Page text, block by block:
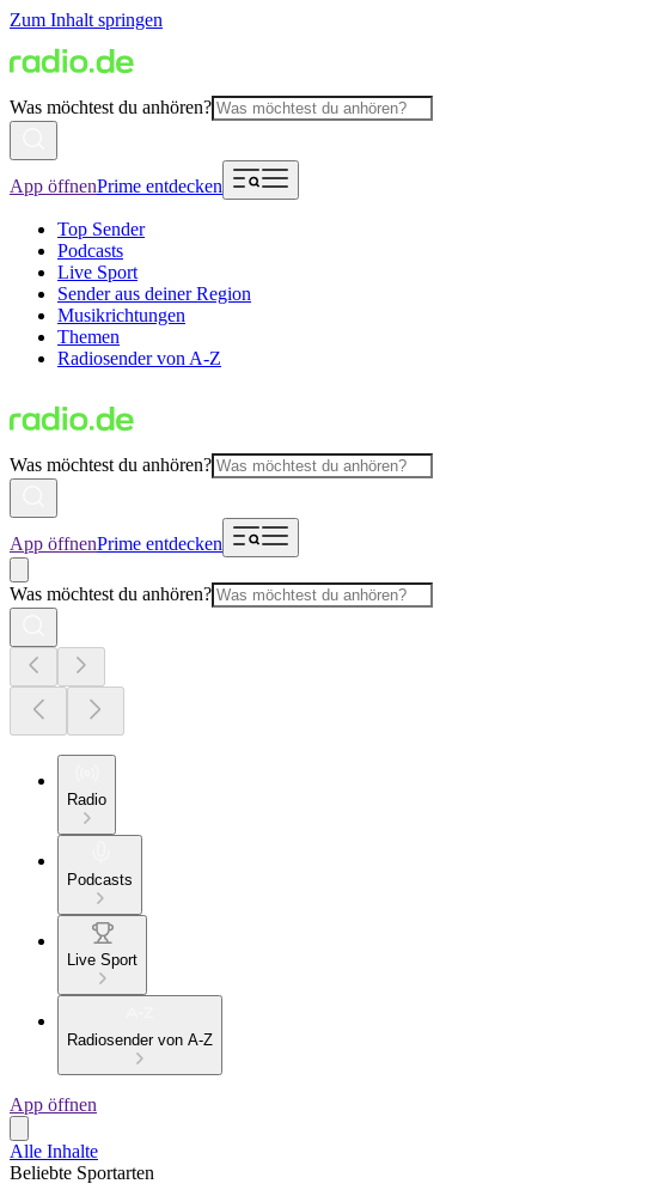
Zum Inhalt springen
Was möchtest du anhören?
App öffnenPrime entdecken
Top Sender
Podcasts
Live Sport
Sender aus deiner Region
Musikrichtungen
Themen
Radiosender von A-Z
Was möchtest du anhören?
App öffnenPrime entdecken
Was möchtest du anhören?
Radio
Podcasts
Live Sport
Radiosender von A-Z
App öffnen
Alle Inhalte
Beliebte Sportarten